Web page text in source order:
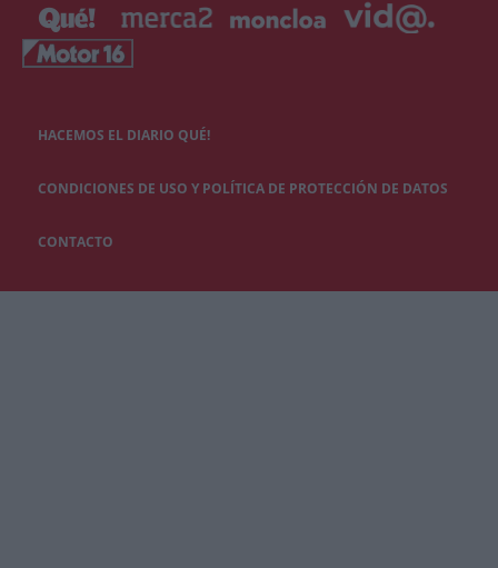
HACEMOS EL DIARIO QUÉ!
CONDICIONES DE USO Y POLÍTICA DE PROTECCIÓN DE DATOS
CONTACTO